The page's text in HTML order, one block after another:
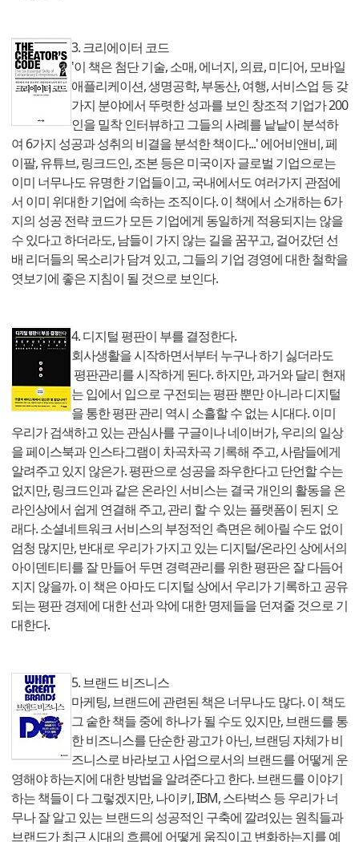
3. 크리에이터 코드
'이 책은 첨단 기술, 소매, 에너지, 의료, 미디어, 모바일
애플리케이션, 생명공학, 부동산, 여행, 서비스업 등 갖
가지 분야에서 뚜렷한 성과를 보인 창조적 기업가 200
인을 밀착 인터뷰하고 그들의 사례를 낱낱이 분석하
여 6가지 성공과 성취의 비결을 분석한 책이다...' 에어비앤비, 페
이팔, 유튜브, 링크드인, 조본 등은 미국이자 글로벌 기업으로는
이미 너무나도 유명한 기업들이고, 국내에서도 여러가지 관점에
서 이미 위대한 기업에 속하는 조직이다. 이 책에서 소개하는 6가
지의 성공 전략 코드가 모든 기업에게 동일하게 적용되지는 않을
수 있다고 하더라도, 남들이 가지 않는 길을 꿈꾸고, 걸어갔던 선
배 리더들의 목소리가 담겨 있고, 그들의 기업 경영에 대한 철학을
엿보기에 좋은 지침이 될 것으로 보인다.
4. 디지털 평판이 부를 결정한다.
회사생활을 시작하면서부터 누구나 하기 싫더라도
평판관리를 시작하게 된다. 하지만, 과거와 달리 현재
는 입에서 입으로 구전되는 평판 뿐만 아니라 디지털
을 통한 평판 관리 역시 소흘할 수 없는 시대다. 이미
우리가 검색하고 있는 관심사를 구글이나 네이버가, 우리의 일상
을 페이스북과 인스타그램이 차곡차곡 기록해 주고, 사람들에게
알려주고 있지 않은가. 평판으로 성공을 좌우한다고 단언할 수는
없지만, 링크드인과 같은 온라인 서비스는 결국 개인의 활동을 온
라인상에서 쉽게 연결해 주고, 관리 할 수 있는 플랫폼이 된지 오
래다. 소셜네트워크 서비스의 부정적인 측면은 헤아릴 수도 없이
엄청 많지만, 반대로 우리가 가지고 있는 디지털/온라인 상에서의
아이덴티티를 잘 만들어 두면 경력관리를 위한 평판은 잘 다듬어
지지 않을까. 이 책은 아마도 디지털 상에서 우리가 기록하고 공유
되는 평판 경제에 대한 선과 악에 대한 명제들을 던져줄 것으로 기
대한다.
5. 브랜드 비즈니스
마케팅, 브랜드에 관련된 책은 너무나도 많다. 이 책도
그 숱한 책들 중에 하나가 될 수도 있지만, 브랜드를 통
한 비즈니스를 단순한 광고가 아닌, 브랜딩 자체가 비
즈니스로 바라보고 사업으로서의 브랜드를 어떻게 운
영해야 하는지에 대한 방법을 알려준다고 한다. 브랜드를 이야기
하는 책들이 다 그렇겠지만, 나이키, IBM, 스타벅스 등 우리가 너
무나 잘 알고 있는 브랜드의 성공적인 구축에 깔려있는 원칙들과
브랜드가 최근 시대의 흐름에 어떻게 움직이고 변화하는지를 예